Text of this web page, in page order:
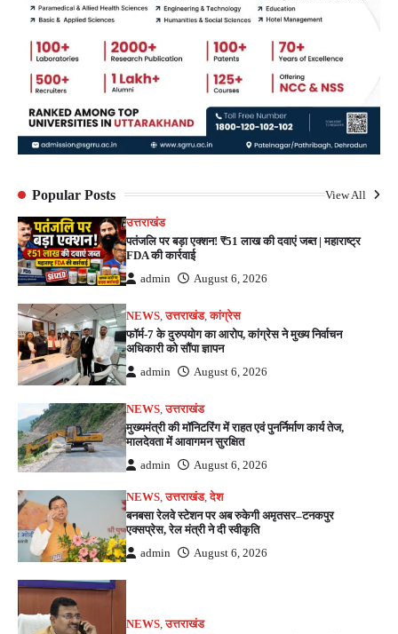
Popular Posts View All
उत्तराखंड
पतंजलि पर बड़ा एक्शन! ₹51 लाख की दवाएं जब्त | महाराष्ट्र
FDA की कार्रवाई
admin August 6, 2026
NEWS ,उत्तराखंड,कांग्रेस
फॉर्म-7 के दुरुपयोग का आरोप, कांग्रेस ने मुख्य निर्वाचन
अधिकारी को सौंपा ज्ञापन
admin August 6, 2026
NEWS ,उत्तराखंड
मुख्यमंत्री की मॉनिटरिंग में राहत एवं पुनर्निर्माण कार्य तेज,
मालदेवता में आवागमन सुरक्षित
admin August 6, 2026
NEWS,उत्तराखंड,देश
बनबसा रेलवे स्टेशन पर अब रुकेगी अमृतसर–टनकपुर
एक्सप्रेस, रेल मंत्री ने दी स्वीकृति
admin August 6, 2026
NEWS,उत्तराखंड